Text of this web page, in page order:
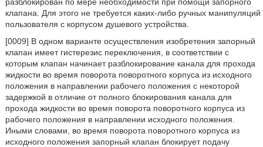
клапана. Для этого не требуется каких-либо ручных манипуляций
пользователя с корпусом душевого устройства.
[0009] В одном варианте осуществления изобретения запорный
клапан имеет гистерезис переключения, в соответствии с
которым клапан начинает разблокирование канала для прохода
жидкости во время поворота поворотного корпуса из исходного
положения в направлении рабочего положения с некоторой
задержкой в отличие от полного блокирования канала для
прохода жидкости во время поворота поворотного корпуса из
рабочего положения в направлении исходного положения.
Иными словами, во время поворота поворотного корпуса из
исходного положения запорный клапан блокирует подачу